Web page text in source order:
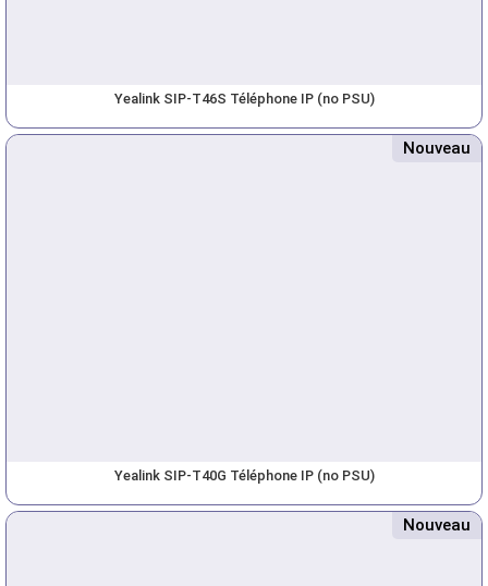
Yealink SIP-T46S Téléphone IP (no PSU)
Nouveau
Yealink SIP-T40G Téléphone IP (no PSU)
Nouveau